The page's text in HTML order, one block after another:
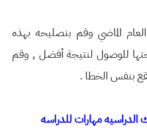
الماضي وقم بتصليحه بهذه
للوصول لنتيجة أفضل , وقم
بنفس الخطا .